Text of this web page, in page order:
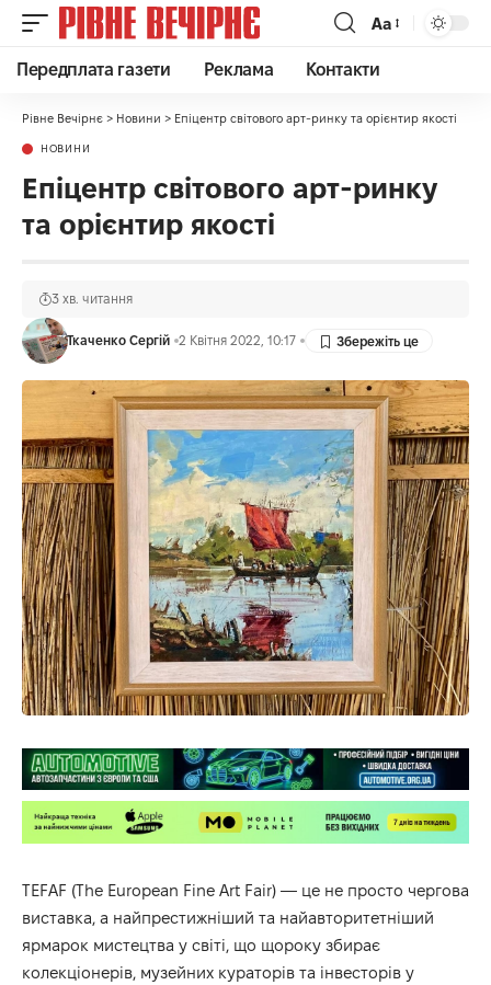
Аа
Передплата газети Реклама Контакти
Рівне Вечірнє > Новини > Епіцентр світового арт-ринку та орієнтир якості
НОВИНИ
Епіцентр світового арт-ринку
та орієнтир якості
Ткаченко Сергій 2 Квітня 2022, 10:17
3 хв. читання
TEFAF (The European Fine Art Fair) — це не просто чергова
виставка, а найпрестижніший та найавторитетніший
ярмарок мистецтва у світі, що щороку збирає
колекціонерів, музейних кураторів та інвесторів у